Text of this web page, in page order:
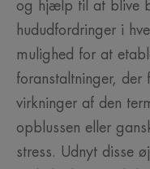
og hjælp til at blive
hududfordringer i
mulighed for at
foranstaltninger,
virkninger af den
opblussen eller
stress. Udnyt disse